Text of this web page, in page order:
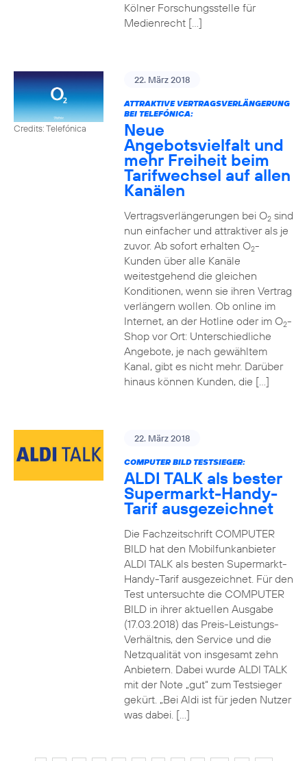
Kölner Forschungsstelle für
Medienrecht […]
Credits: Telefónica
22. März 2018
ATTRAKTIVE VERTRAGSVERLÄNGERUNG
BEI TELEFÓNICA:
Neue
Angebotsvielfalt und
mehr Freiheit beim
Tarifwechsel auf allen
Kanälen
Vertragsverlängerungen bei O2sind
nun einfacher und attraktiver als je
zuvor. Ab sofort erhalten O2-
Kunden über alle Kanäle
weitestgehend die gleichen
Konditionen, wenn sie ihren Vertrag
verlängern wollen. Ob online im
Internet, an der Hotline oder im O2-
Shop vor Ort: Unterschiedliche
Angebote, je nach gewähltem
Kanal, gibt es nicht mehr. Darüber
hinaus können Kunden, die […]
22. März 2018
COMPUTER BILD TESTSIEGER:
ALDI TALK als bester
Supermarkt-Handy-
Tarif ausgezeichnet
Die Fachzeitschrift COMPUTER
BILD hat den Mobilfunkanbieter
ALDI TALK als besten Supermarkt-
Handy-Tarif ausgezeichnet. Für den
Test untersuchte die COMPUTER
BILD in ihrer aktuellen Ausgabe
(17.03.2018) das Preis-Leistungs-
Verhältnis, den Service und die
Netzqualität von insgesamt zehn
Anbietern. Dabei wurde ALDI TALK
mit der Note „gut“ zum Testsieger
gekürt. „Bei Aldi ist für jeden Nutzer
was dabei. […]